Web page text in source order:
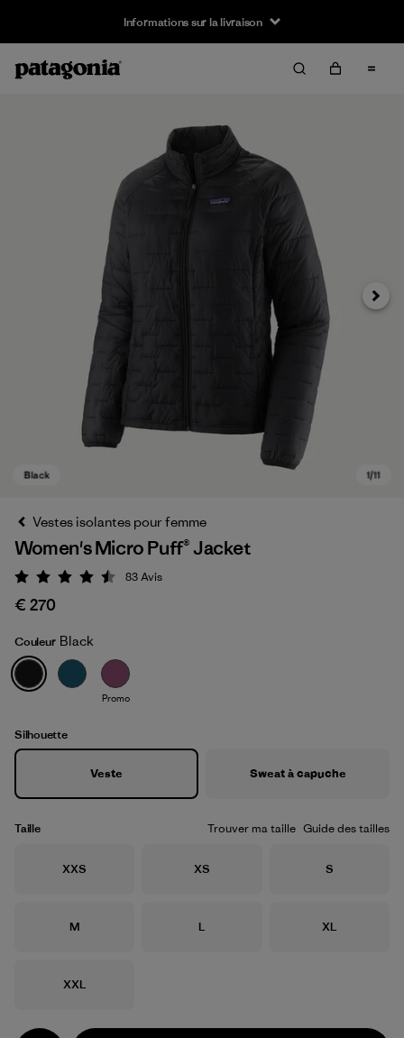
Informations sur la livraison
Black
Vestes isolantes pour femme
Women's Micro Puff® Jacket
Évaluation: 4.5 / 5
83Avis
€ 270
Couleur Black
Promo
Silhouette
Veste Sweat à capuche
Taille Trouver ma taille Guide des tailles
Taille
XXS Taille
XS Taille
S
Taille
M Taille
L Taille
XL
Taille
XXL